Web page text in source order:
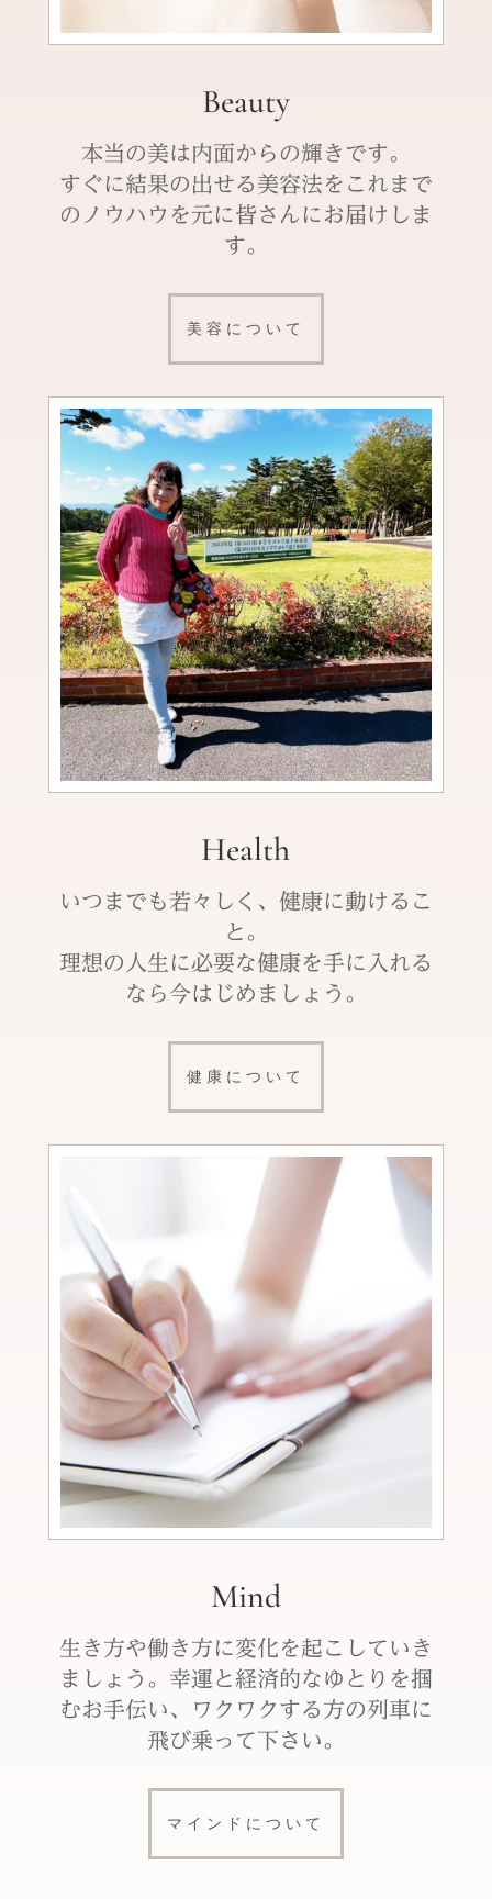
Beauty
本当の美は内面からの輝きです。
すぐに結果の出せる美容法をこれまで
のノウハウを元に皆さんにお届けしま
す。
美容について
Health
いつまでも若々しく、健康に動けるこ
と。
理想の人生に必要な健康を手に入れる
なら今はじめましょう。
健康について
Mind
生き方や働き方に変化を起こしていき
ましょう。幸運と経済的なゆとりを掴
むお手伝い、ワクワクする方の列車に
飛び乗って下さい。
マインドについて